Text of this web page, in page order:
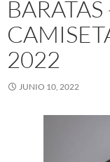
2022
JUNIO 10, 2022